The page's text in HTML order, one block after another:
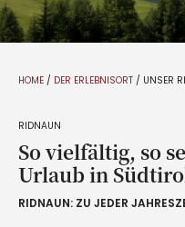
HOME / DER ERLEBNISORT / UNSER
RIDNAUN
So vielfältig, so
Urlaub in
RIDNAUN: ZU JEDER